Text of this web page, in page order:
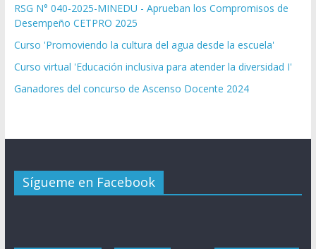
RSG N° 040-2025-MINEDU - Aprueban los Compromisos de
Desempeño CETPRO 2025
Curso 'Promoviendo la cultura del agua desde la escuela'
Curso virtual 'Educación inclusiva para atender la diversidad I'
Ganadores del concurso de Ascenso Docente 2024
Sígueme en Facebook